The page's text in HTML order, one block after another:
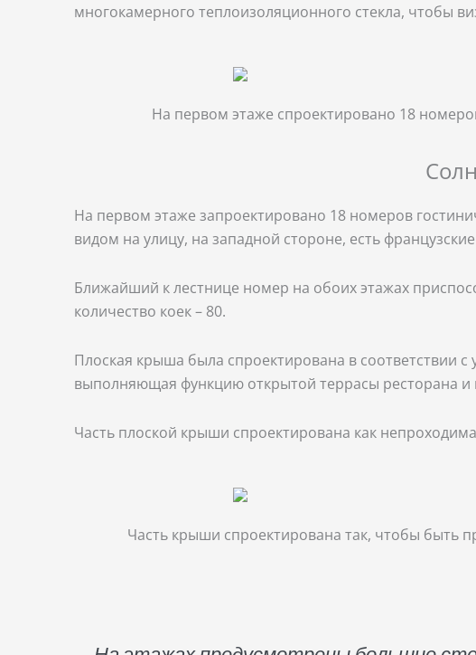
многокамерного теплоизоляционного стекла, чтобы
На первом этаже спроектировано 18
На первом этаже запроектировано 18 номеров
видом на улицу, на западной стороне, есть
Ближайший к лестнице номер на обоих этажах
количество коек – 80.
Плоская крыша была спроектирована в соответствии
выполняющая функцию открытой террасы ресторана и
Часть плоской крыши спроектирована как
Часть крыши спроектирована так, чтобы быть